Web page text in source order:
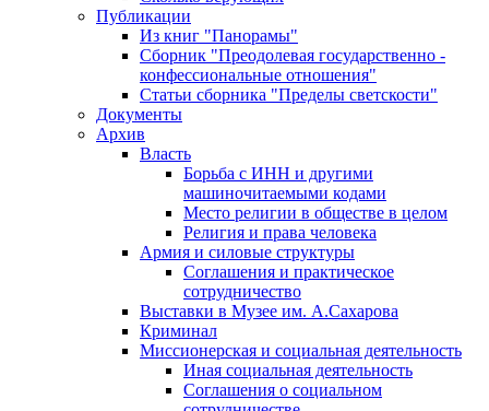
Публикации
Из книг "Панорамы"
Сборник "Преодолевая государственно -
конфессиональные отношения"
Статьи сборника "Пределы светскости"
Документы
Архив
Власть
Борьба с ИНН и другими
машиночитаемыми кодами
Место религии в обществе в целом
Религия и права человека
Армия и силовые структуры
Соглашения и практическое
сотрудничество
Выставки в Музее им. А.Сахарова
Криминал
Миссионерская и социальная деятельность
Иная социальная деятельность
Соглашения о социальном